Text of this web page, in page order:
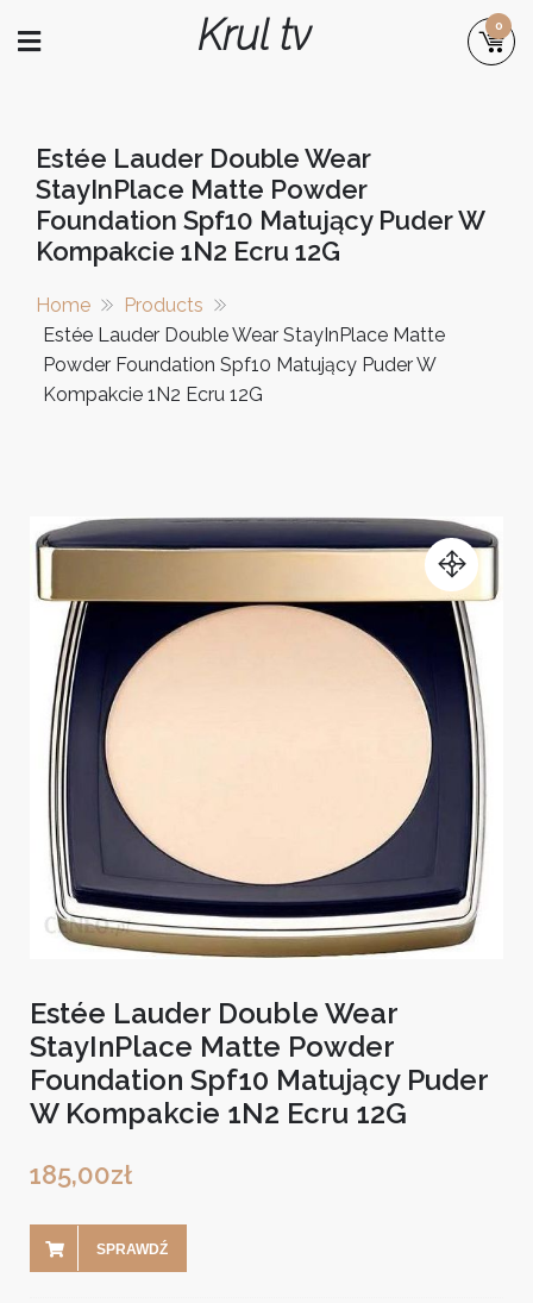
Krul tv 0
Estée Lauder Double Wear
StayInPlace Matte Powder
Foundation Spf10 Matujący Puder W
Kompakcie 1N2 Ecru 12G
Home
Products
Estée Lauder Double Wear StayInPlace Matte
Powder Foundation Spf10 Matujący Puder W
Kompakcie 1N2 Ecru 12G
Estée Lauder Double Wear
StayInPlace Matte Powder
Foundation Spf10 Matujący Puder
W Kompakcie 1N2 Ecru 12G
185,00zł
SPRAWDŹ